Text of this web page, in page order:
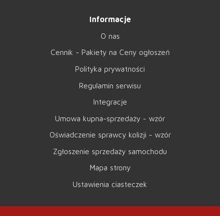
Informacje
O nas
Cennik - Pakiety na Ceny ogłoszeń
Polityka prywatności
Regulamin serwisu
Integracje
Umowa kupna-sprzedaży - wzór
Oświadczenie sprawcy kolizji - wzór
Zgłoszenie sprzedaży samochodu
Mapa strony
Ustawienia ciasteczek